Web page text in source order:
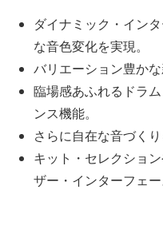
ダイナミック・イン
な音色変化を実現。
バリエーション豊かな
臨場感あふれるドラ
ンス機能。
さらに自在な音づく
キット・セレクショ
ザー・インターフェー